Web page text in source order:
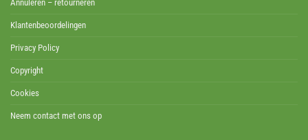
Annuleren – retourneren
Klantenbeoordelingen
Privacy Policy
Copyright
Cookies
Neem contact met ons op